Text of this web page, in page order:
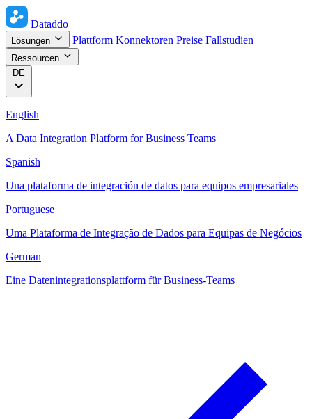
Dataddo
Lösungen Plattform Konnektoren Preise Fallstudien
Ressourcen
DE
English
A Data Integration Platform for Business Teams
Spanish
Una plataforma de integración de datos para equipos empresariales
Portuguese
Uma Plataforma de Integração de Dados para Equipas de Negócios
German
Eine Datenintegrationsplattform für Business-Teams